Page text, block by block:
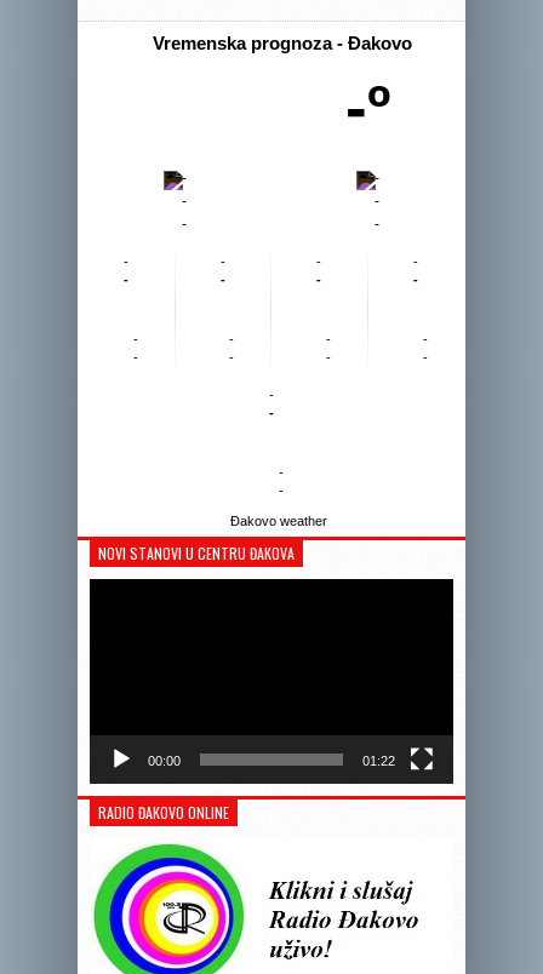
Vremenska prognoza - Đakovo
-º
-
-
-
-
-
-
-
-
-
-
-
-
-
-
-
-
-
-
-
-
-
-
-
-
-
-
Đakovo weather
NOVI STANOVI U CENTRU ĐAKOVA
00:00 01:22
RADIO ĐAKOVO ONLINE